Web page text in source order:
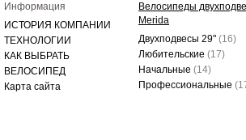
Информация
ИСТОРИЯ КОМПАНИИ
ТЕХНОЛОГИИ
КАК ВЫБРАТЬ
ВЕЛОСИПЕД
Карта сайта
Велосипеды
Merida
Двухподвесы 29" (16)
Любительские (17)
Начальные (14)
Профессиональные